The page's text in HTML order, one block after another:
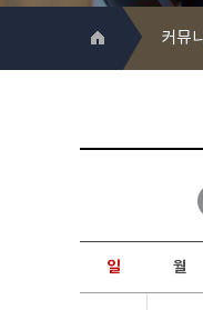
커뮤
취업성
창업
현장실
커뮤니
일 월